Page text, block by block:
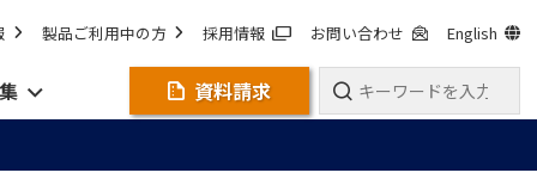
製品ご利用中の方 採用情報 お問い合わせ English
資料請求